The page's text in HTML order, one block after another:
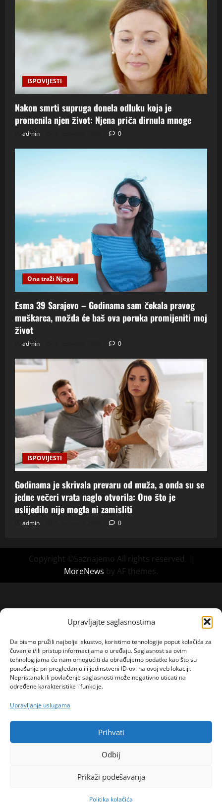
Upravljajte saglasnostima
Da bismo pružili najbolje iskustvo, koristimo tehnologije poput kolačića za
čuvanje i/ili pristup informacijama o uređaju. Saglasnost sa ovim
tehnologijama će nam omogućiti da obrađujemo podatke kao što su
ponašanje pri pregledanju ili jedinstveni ID-ovi na ovoj veb lokaciji.
Nepristanak ili povlačenje saglasnosti može negativno uticati na
određene karakteristike i funkcije.
Upravljanje uslugama
Prihvati
Odbij
Prikaži podešavanja
Politika kolačića
ISPOVIJESTI
Nakon smrti supruga donela odluku koja je
promenila njen život: Njena priča dirnula mnoge
admin 0
Ona traži Njega
Esma 39 Sarajevo – Godinama sam čekala pravog
muškarca, možda će baš ova poruka promijeniti moj
život
admin 0
ISPOVIJESTI
Godinama je skrivala prevaru od muža, a onda su se
jedne večeri vrata naglo otvorila: Ono što je
uslijedilo nije mogla ni zamisliti
admin 0
Copyright ©Saznajemo All rights reserved. |
MoreNews by AF themes.